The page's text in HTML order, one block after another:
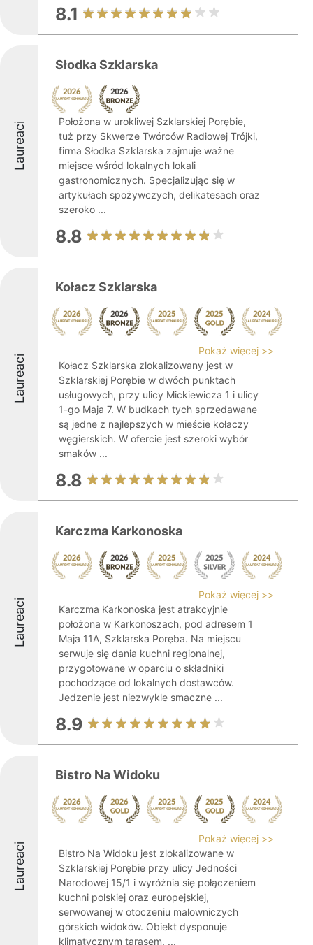
8.1
Laureaci
Słodka Szklarska
Położona w urokliwej Szklarskiej Porębie,
tuż przy Skwerze Twórców Radiowej Trójki,
firma Słodka Szklarska zajmuje ważne
miejsce wśród lokalnych lokali
gastronomicznych. Specjalizując się w
artykułach spożywczych, delikatesach oraz
szeroko ...
8.8
Laureaci
Kołacz Szklarska
Pokaż więcej >>
Kołacz Szklarska zlokalizowany jest w
Szklarskiej Porębie w dwóch punktach
usługowych, przy ulicy Mickiewicza 1 i ulicy
1-go Maja 7. W budkach tych sprzedawane
są jedne z najlepszych w mieście kołaczy
węgierskich. W ofercie jest szeroki wybór
smaków ...
8.8
Laureaci
Karczma Karkonoska
Pokaż więcej >>
Karczma Karkonoska jest atrakcyjnie
położona w Karkonoszach, pod adresem 1
Maja 11A, Szklarska Poręba. Na miejscu
serwuje się dania kuchni regionalnej,
przygotowane w oparciu o składniki
pochodzące od lokalnych dostawców.
Jedzenie jest niezwykle smaczne ...
8.9
Laureaci
Bistro Na Widoku
Pokaż więcej >>
Bistro Na Widoku jest zlokalizowane w
Szklarskiej Porębie przy ulicy Jedności
Narodowej 15/1 i wyróżnia się połączeniem
kuchni polskiej oraz europejskiej,
serwowanej w otoczeniu malowniczych
górskich widoków. Obiekt dysponuje
klimatycznym tarasem, ...